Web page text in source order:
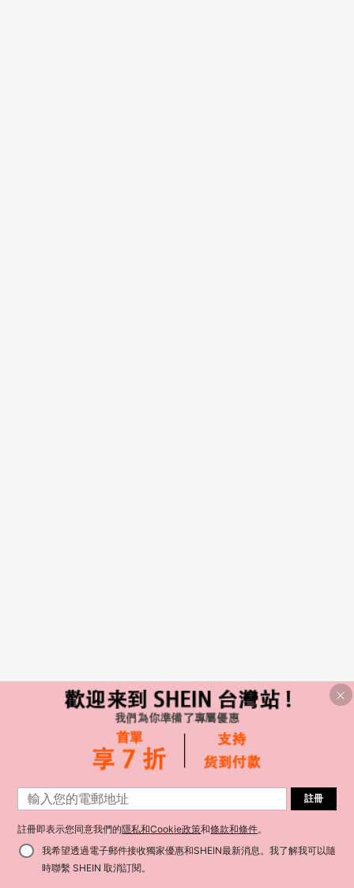
註冊
註冊即表示您同意我們的隱私和Cookie政策和條款和條件。
我希望透過電子郵件接收獨家優惠和SHEIN最新消息。我了解我可以隨
時聯繫 SHEIN 取消訂閱。